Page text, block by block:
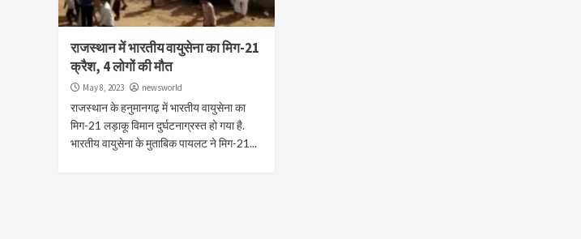
राजस्थान में भारतीय वायुसेना का मिग-21
क्रैश, 4 लोगों की मौत
May 8, 2023 newsworld
राजस्थान के हनुमानगढ़ में भारतीय वायुसेना का
मिग-21 लड़ाकू विमान दुर्घटनाग्रस्त हो गया है.
भारतीय वायुसेना के मुताबिक पायलट ने मिग-21...